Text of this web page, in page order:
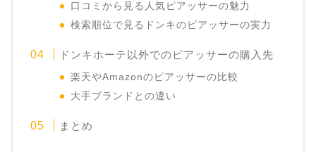
口コミから見る人気ピアッサーの魅力
検索順位で見るドンキのピアッサーの実力
ドンキホーテ以外でのピアッサーの購入先
楽天やAmazonのピアッサーの比較
大手ブランドとの違い
まとめ